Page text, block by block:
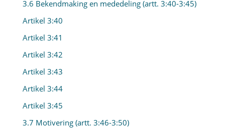
3.6 Bekendmaking en mededeling (artt. 3:40-3:45)
Artikel 3:40
Artikel 3:41
Artikel 3:42
Artikel 3:43
Artikel 3:44
Artikel 3:45
3.7 Motivering (artt. 3:46-3:50)